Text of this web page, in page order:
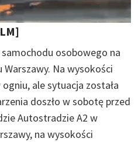
osobowego na
Na wysokości
ale sytuacja została
doszło w sobotę przed
Autostradzie A2 w
na wysokości